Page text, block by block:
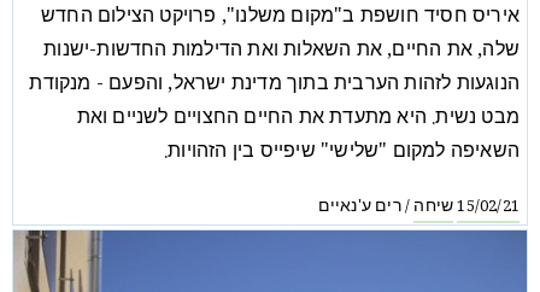
איריס חסיד חושפת ב"מקום משלנו", פרויקט הצילום החדש
שלה, את החיים, את השאלות ואת הדילמות החדשות-ישנות
הנוגעות לזהות הערבית בתוך מדינת ישראל, והפעם - מנקודת
מבט נשית. היא מתעדת את החיים החצויים לשניים ואת
השאיפה למקום "שלישי" שיפייס בין הזהויות.
15/02/21שיחה/רים ע'נאיים